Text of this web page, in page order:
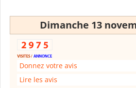
Dimanche 13
Donnez votre avis
Lire les avis